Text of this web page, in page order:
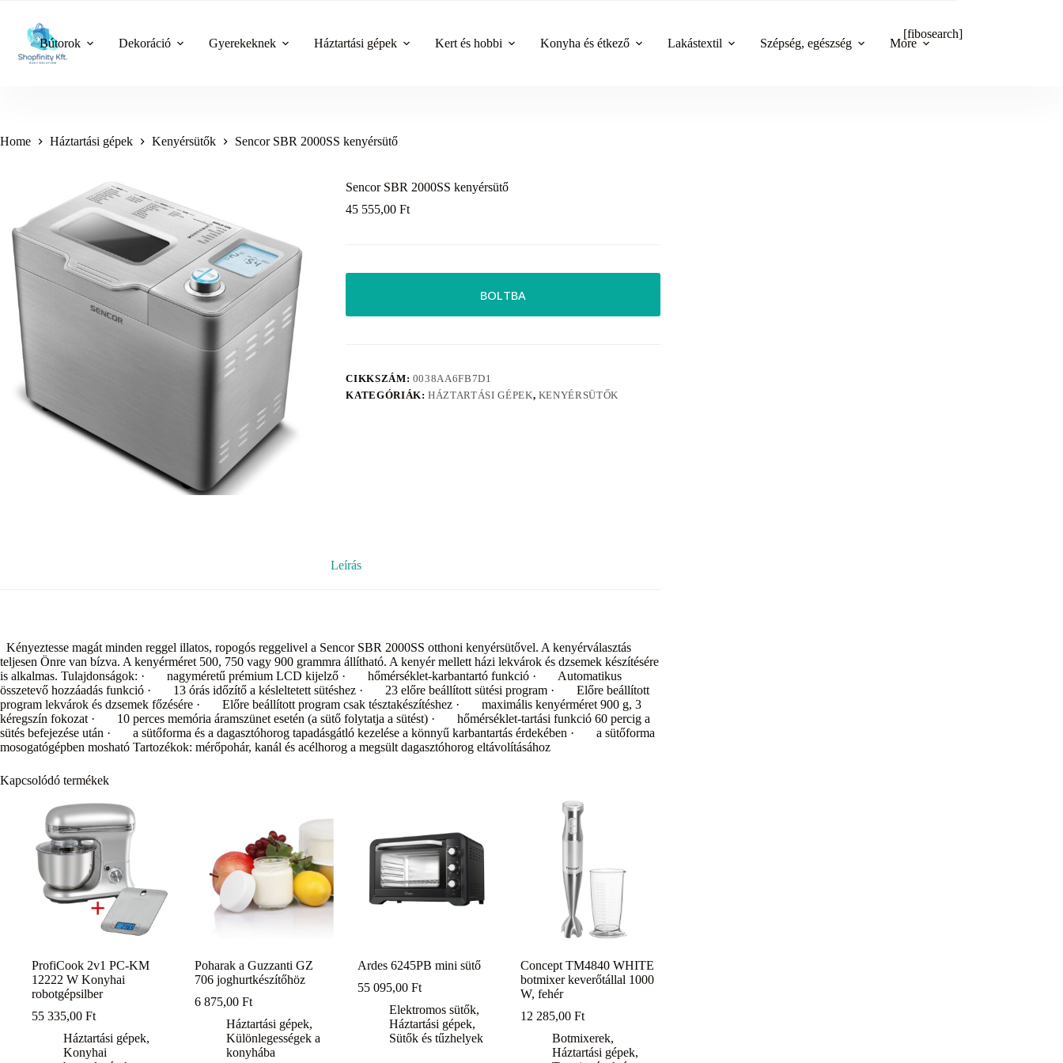
content
Bútorok Dekoráció Gyerekeknek Háztartási gépek Kert és hobbi Konyha és étkező Lakástextil Szépség, egészség More
[fibosearch]
Home Háztartási gépek Kenyérsütők Sencor SBR 2000SS kenyérsütő
Sencor SBR 2000SS kenyérsütő
45 555,00Ft
BOLTBA
CIKKSZÁM: 0038AA6FB7D1
KATEGÓRIÁK:HÁZTARTÁSI GÉPEK, KENYÉRSÜTŐK
Leírás
Kényeztesse magát minden reggel illatos, ropogós reggelivel a Sencor SBR 2000SS otthoni kenyérsütővel. A kenyérválasztás
teljesen Önre van bízva. A kenyérméret 500, 750 vagy 900 grammra állítható. A kenyér mellett házi lekvárok és dzsemek készítésére
is alkalmas. Tulajdonságok: · nagyméretű prémium LCD kijelző · hőmérséklet-karbantartó funkció · Automatikus
összetevő hozzáadás funkció · 13 órás időzítő a késleltetett sütéshez · 23 előre beállított sütési program · Előre beállított
program lekvárok és dzsemek főzésére · Előre beállított program csak tésztakészítéshez · maximális kenyérméret 900 g, 3
kéregszín fokozat · 10 perces memória áramszünet esetén (a sütő folytatja a sütést) · hőmérséklet-tartási funkció 60 percig a
sütés befejezése után · a sütőforma és a dagasztóhorog tapadásgátló kezelése a könnyű karbantartás érdekében · a sütőforma
mosogatógépben mosható Tartozékok: mérőpohár, kanál és acélhorog a megsült dagasztóhorog eltávolításához
Kapcsolódó termékek
ProfiCook 2v1 PC-KM
12222 W Konyhai
robotgépsilber
55 335,00 Ft
Háztartási gépek,
Konyhai
Poharak a Guzzanti GZ
706 joghurtkészítőhöz
6 875,00Ft
Háztartási gépek,
Különlegességek a
konyhába
Ardes 6245PB mini sütő
55 095,00Ft
Elektromos sütők,
Háztartási gépek,
Sütők és tűzhelyek
Concept TM4840 WHITE
botmixer keverőtállal 1000
W, fehér
12 285,00Ft
Botmixerek,
Háztartási gépek,